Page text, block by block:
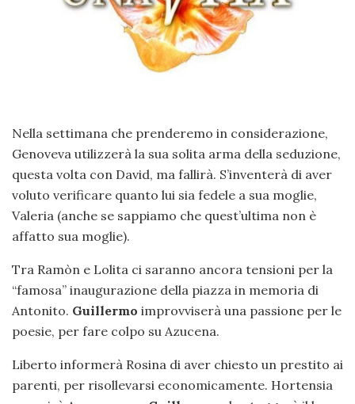
Nella settimana che prenderemo in considerazione,
Genoveva utilizzerà la sua solita arma della seduzione,
questa volta con David, ma fallirà. S’inventerà di aver
voluto verificare quanto lui sia fedele a sua moglie,
Valeria (anche se sappiamo che quest’ultima non è
affatto sua moglie).
Tra Ramòn e Lolita ci saranno ancora tensioni per la
“famosa” inaugurazione della piazza in memoria di
Antonito. Guillermo improvviserà una passione per le
poesie, per fare colpo su Azucena.
Liberto informerà Rosina di aver chiesto un prestito ai
parenti, per risollevarsi economicamente. Hortensia